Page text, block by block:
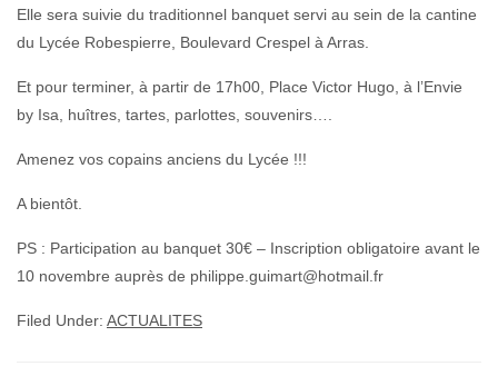
Elle sera suivie du traditionnel banquet servi au sein de la cantine
du Lycée Robespierre, Boulevard Crespel à Arras.
Et pour terminer, à partir de 17h00, Place Victor Hugo, à l’Envie
by Isa, huîtres, tartes, parlottes, souvenirs….
Amenez vos copains anciens du Lycée !!!
A bientôt.
PS : Participation au banquet 30€ – Inscription obligatoire avant le
10 novembre auprès de philippe.guimart@hotmail.fr
Filed Under: ACTUALITES